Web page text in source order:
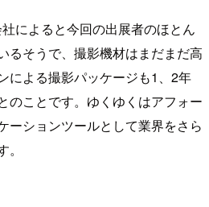
によると今回の出展者のほとん
るそうで、撮影機材はまだまだ高
による撮影パッケージも1、2年
のことです。ゆくゆくはアフォー
ーションツールとして業界をさら